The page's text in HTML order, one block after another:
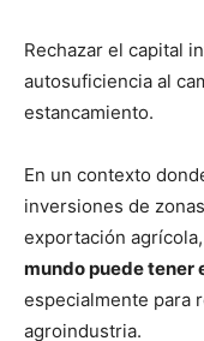
Rechazar el capital
autosuficiencia al
estancamiento.
En un contexto
inversiones de
exportación agrícola,
mundo puede
especialmente para
agroindustria.